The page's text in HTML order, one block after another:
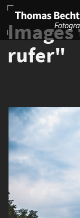
rufer"